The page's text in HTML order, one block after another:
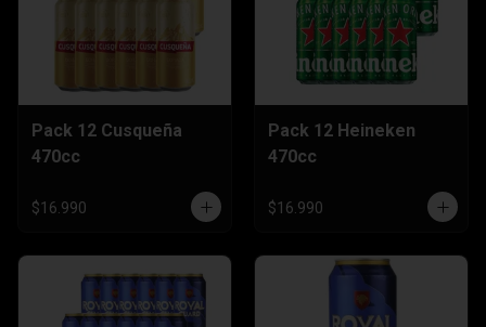
Pack 12 Cusqueña
470cc
$16.990
Pack 12 Heineken
470cc
$16.990